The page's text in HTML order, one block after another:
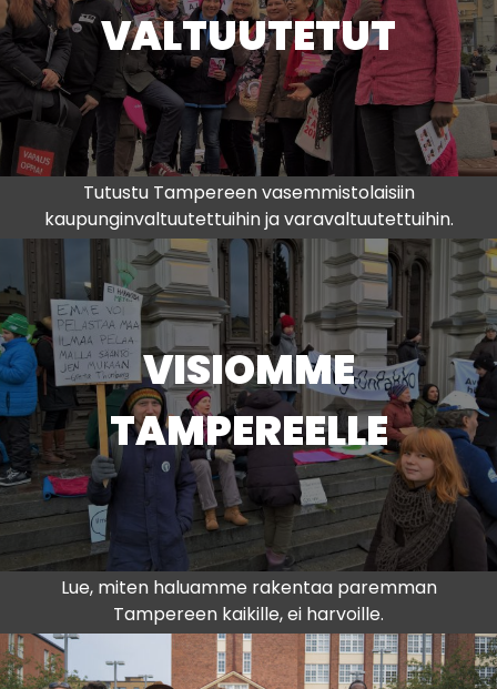
VALTUUTETUT
Tutustu Tampereen vasemmistolaisiin
kaupunginvaltuutettuihin ja varavaltuutettuihin.
VISIOMME
TAMPEREELLE
Lue, miten haluamme rakentaa paremman
Tampereen kaikille, ei harvoille.